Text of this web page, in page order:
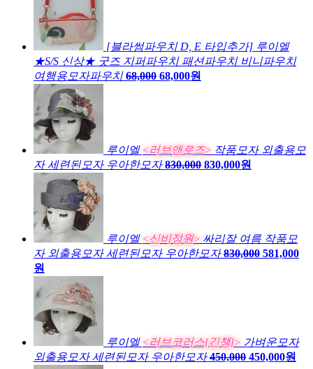
[블라썸파우치 D, E 타입추가] 루이엘
★S/S 신상★ 굿즈 지퍼파우치 패션파우치 비니파우치
여행용모자파우치 68,000 68,000원
루이엘 <러브앤로즈> 작품모자 외출용모
자 세련된모자 우아한모자 830,000 830,000원
루이엘 <신비정원> 싸리잘 여름 작품모
자 외출용모자 세련된모자 우아한모자 830,000 581,000
원
루이엘 <러브코러스[긴챙]> 가벼운모자
외출용모자 세련된모자 우아한모자 450,000 450,000원